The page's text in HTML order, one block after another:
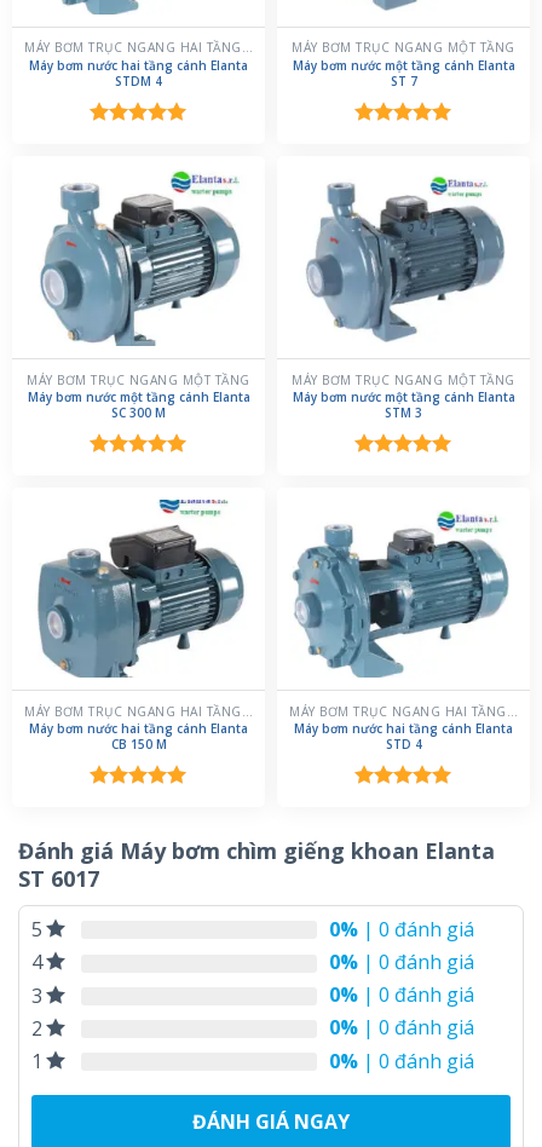
MÁY BƠM TRỤC NGANG HAI TẦNG CÁNH
Máy bơm nước hai tầng cánh Elanta
STDM 4
5 sao
MÁY BƠM TRỤC NGANG MỘT TẦNG
Máy bơm nước một tầng cánh Elanta
ST 7
MÁY BƠM TRỤC NGANG MỘT TẦNG
Máy bơm nước một tầng cánh Elanta
SC 300 M
MÁY BƠM TRỤC NGANG MỘT TẦNG
Máy bơm nước một tầng cánh Elanta
STM 3
Máy bơm nước hai tầng cánh Elanta
CB 150 M
5 sao
Máy bơm nước hai tầng cánh Elanta
STD 4
5 sao
Đánh giá Máy bơm chìm giếng khoan Elanta
ST 6017
5 0% | 0 đánh giá
4
0% | 0 đánh giá
3
0% | 0 đánh giá
2
0% | 0 đánh giá
1
0% | 0 đánh giá
ĐÁNH GIÁ NGAY